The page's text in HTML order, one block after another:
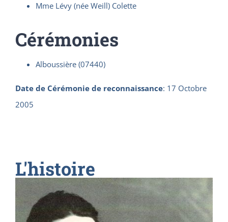
Mme Lévy (née Weill) Colette
Cérémonies
Alboussière (07440)
Date de Cérémonie de reconnaissance: 17 Octobre
2005
L'histoire